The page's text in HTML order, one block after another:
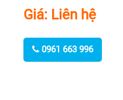
Giá: Liên hệ
0961 663 996